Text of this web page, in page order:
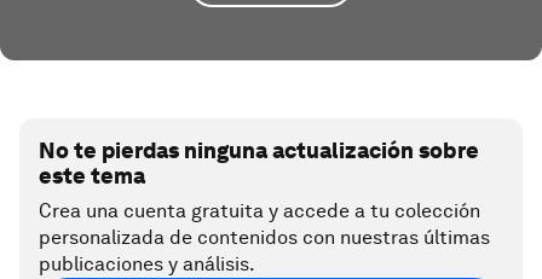
No te pierdas ninguna actualización sobre
este tema
Crea una cuenta gratuita y accede a tu colección
personalizada de contenidos con nuestras últimas
publicaciones y análisis.